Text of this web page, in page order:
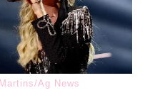
Ag News